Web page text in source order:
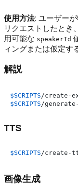
使用方法: ユーザー
リクエストしたとき
用可能な speakerId
ィングまたは仮定す
解説
$SCRIPTS/create-
$SCRIPTS/
TTS
$SCRIPTS/create-
画像生成